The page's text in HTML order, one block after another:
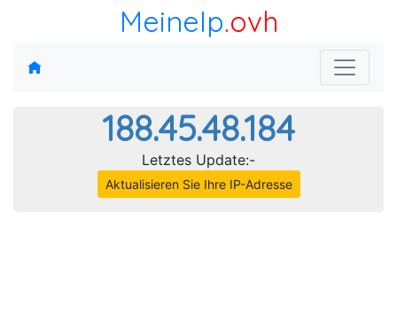
MeineIp.ovh
188.45.48.184
Letztes Update:-
Aktualisieren Sie Ihre IP-Adresse